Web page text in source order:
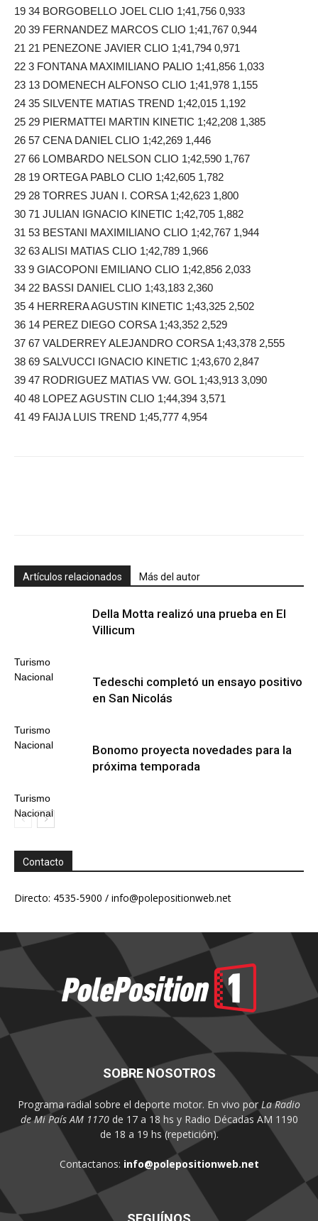
19 34 BORGOBELLO JOEL CLIO 1;41,756 0,933
20 39 FERNANDEZ MARCOS CLIO 1;41,767 0,944
21 21 PENEZONE JAVIER CLIO 1;41,794 0,971
22 3 FONTANA MAXIMILIANO PALIO 1;41,856 1,033
23 13 DOMENECH ALFONSO CLIO 1;41,978 1,155
24 35 SILVENTE MATIAS TREND 1;42,015 1,192
25 29 PIERMATTEI MARTIN KINETIC 1;42,208 1,385
26 57 CENA DANIEL CLIO 1;42,269 1,446
27 66 LOMBARDO NELSON CLIO 1;42,590 1,767
28 19 ORTEGA PABLO CLIO 1;42,605 1,782
29 28 TORRES JUAN I. CORSA 1;42,623 1,800
30 71 JULIAN IGNACIO KINETIC 1;42,705 1,882
31 53 BESTANI MAXIMILIANO CLIO 1;42,767 1,944
32 63 ALISI MATIAS CLIO 1;42,789 1,966
33 9 GIACOPONI EMILIANO CLIO 1;42,856 2,033
34 22 BASSI DANIEL CLIO 1;43,183 2,360
35 4 HERRERA AGUSTIN KINETIC 1;43,325 2,502
36 14 PEREZ DIEGO CORSA 1;43,352 2,529
37 67 VALDERREY ALEJANDRO CORSA 1;43,378 2,555
38 69 SALVUCCI IGNACIO KINETIC 1;43,670 2,847
39 47 RODRIGUEZ MATIAS VW. GOL 1;43,913 3,090
40 48 LOPEZ AGUSTIN CLIO 1;44,394 3,571
41 49 FAIJA LUIS TREND 1;45,777 4,954
Artículos relacionados Más del autor
Turismo
Nacional
Della Motta realizó una prueba en El
Villicum
Turismo
Nacional
Tedeschi completó un ensayo positivo
en San Nicolás
Turismo
Nacional
Bonomo proyecta novedades para la
próxima temporada
Contacto
Directo: 4535-5900 / info@polepositionweb.net
SOBRE NOSOTROS
Programa radial sobre el deporte motor. En vivo por La Radio
de Mi País AM 1170de 17 a 18 hs y Radio Décadas AM 1190
de 18 a 19 hs (repetición).
Contactanos: info@polepositionweb.net